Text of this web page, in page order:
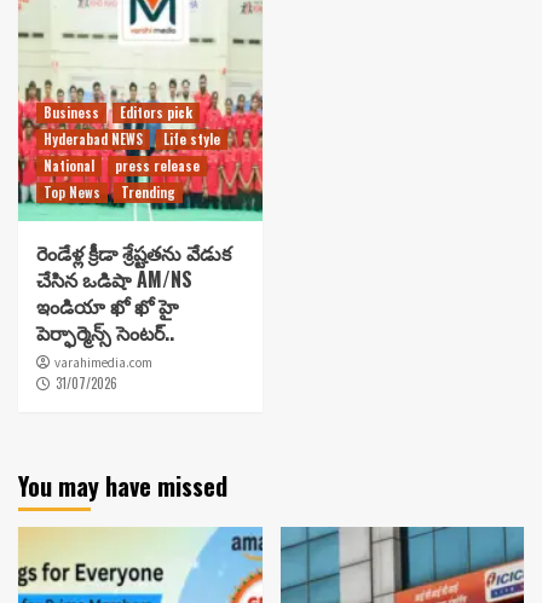
Business
Editors pick
Hyderabad NEWS
Life style
National
press release
Top News
Trending
రెండేళ్ల క్రీడా శ్రేష్టతను వేడుక
చేసిన ఒడిషా AM/NS
ఇండియా ఖో ఖో హై
పెర్ఫార్మెన్స్ సెంటర్..
varahimedia.com
31/07/2026
You may have missed